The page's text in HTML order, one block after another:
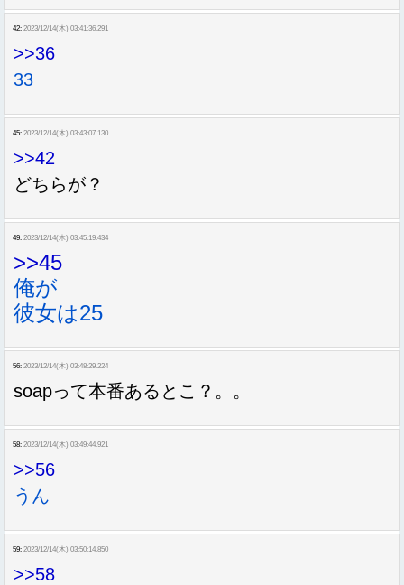
42: 2023/12/14(木) 03:41:36.291
>>36
33
45: 2023/12/14(木) 03:43:07.130
>>42
どちらが？
49: 2023/12/14(木) 03:45:19.434
>>45
俺が
彼女は25
56: 2023/12/14(木) 03:48:29.224
soapって本番あるとこ？。。
58: 2023/12/14(木) 03:49:44.921
>>56
うん
59: 2023/12/14(木) 03:50:14.850
>>58